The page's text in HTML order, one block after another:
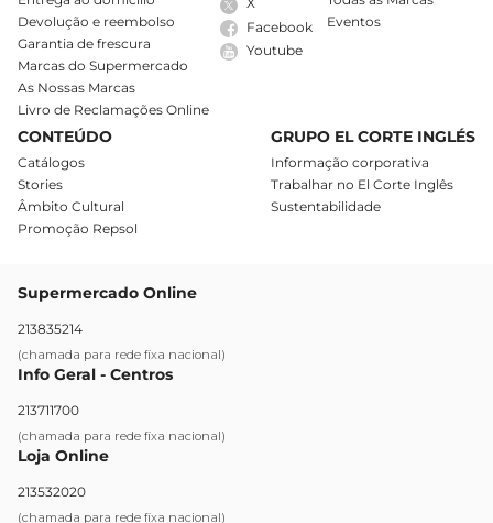
Devolução e reembolso
Garantia de frescura
Marcas do Supermercado
As Nossas Marcas
Livro de Reclamações Online
Facebook
Youtube
Eventos
CONTEÚDO
Catálogos
Stories
Âmbito Cultural
Promoção Repsol
GRUPO EL CORTE INGLÉS
Informação corporativa
Trabalhar no El Corte Inglês
Sustentabilidade
Supermercado Online
213835214
(chamada para rede fixa nacional)
Info Geral - Centros
213711700
(chamada para rede fixa nacional)
Loja Online
213532020
(chamada para rede fixa nacional)